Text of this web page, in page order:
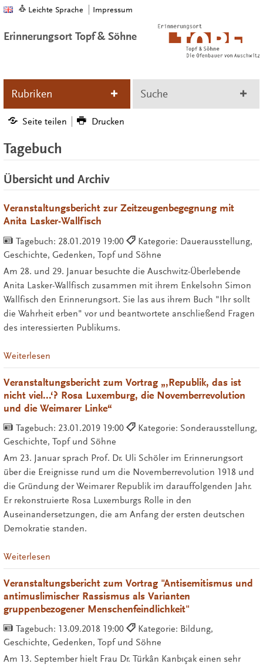
Leichte Sprache Impressum
Erinnerungsort Topf & Söhne
Rubriken Suche
Seite teilen Drucken
Tagebuch
Übersicht und Archiv
Veranstaltungsbericht zur Zeitzeugenbegegnung mit
Anita Lasker-Wallfisch
Tagebuch: 28.01.2019 19:00
Kategorie: Dauerausstellung,
Geschichte, Gedenken, Topf und Söhne
Am 28. und 29. Januar besuchte die Auschwitz-Überlebende
Anita Lasker-Wallfisch zusammen mit ihrem Enkelsohn Simon
Wallfisch den Erinnerungsort. Sie las aus ihrem Buch "Ihr sollt
die Wahrheit erben" vor und beantwortete anschließend Fragen
des interessierten Publikums.
Weiterlesen
Veranstaltungsbericht zum Vortrag „‚Republik, das ist
nicht viel...‘? Rosa Luxemburg, die Novemberrevolution
und die Weimarer Linke“
Tagebuch: 23.01.2019 19:00
Kategorie: Sonderausstellung,
Geschichte, Topf und Söhne
Am 23. Januar sprach Prof. Dr. Uli Schöler im Erinnerungsort
über die Ereignisse rund um die Novemberrevolution 1918 und
die Gründung der Weimarer Republik im darauffolgenden Jahr.
Er rekonstruierte Rosa Luxemburgs Rolle in den
Auseinandersetzungen, die am Anfang der ersten deutschen
Demokratie standen.
Weiterlesen
Veranstaltungsbericht zum Vortrag "Antisemitismus und
antimuslimischer Rassismus als Varianten
gruppenbezogener Menschenfeindlichkeit"
Tagebuch: 13.09.2018 19:00
Kategorie: Bildung,
Geschichte, Gedenken, Topf und Söhne
Am 13. September hielt Frau Dr. Türkân Kanbıçak einen sehr